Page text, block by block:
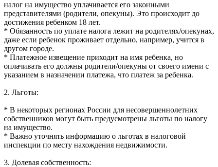
налог на имущество уплачивается его законными
представителями (родители, опекуны). Это происходит до
достижения ребенком 18 лет.
* Обязанность по уплате налога лежит на родителях/опекунах,
даже если ребенок проживает отдельно, например, учится в
другом городе.
* Платежное извещение приходит на имя ребенка, но
оплачивать его должны родители/опекуны от своего имени с
указанием в назначении платежа, что платеж за ребенка.
2. Льготы:
* В некоторых регионах России для несовершеннолетних
собственников могут быть предусмотрены льготы по налогу
на имущество.
* Важно уточнять информацию о льготах в налоговой
инспекции по месту нахождения недвижимости.
3. Долевая собственность: